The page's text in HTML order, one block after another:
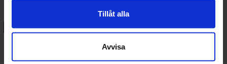
Tillåt alla
Avvisa
🎯 Varför handla byggsatser
hos Terraspel.se?